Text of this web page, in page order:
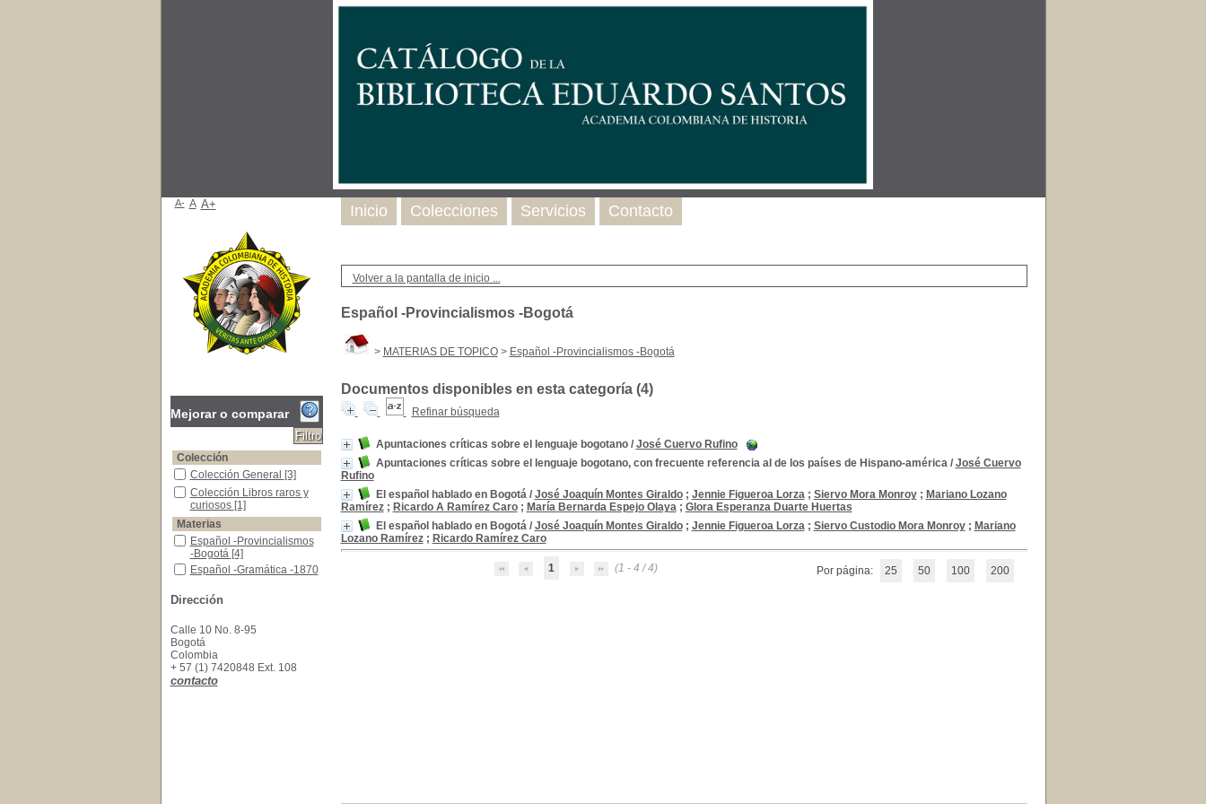
Volver a la pantalla de inicio ...
Español -Provincialismos -Bogotá
> MATERIAS DE TOPICO> Español -Provincialismos -Bogotá
Documentos disponibles en esta categoría (4)
Refinar búsqueda
Apuntaciones críticas sobre el lenguaje bogotano/ José Cuervo Rufino
Apuntaciones críticas sobre el lenguaje bogotano, con frecuente referencia al de los países de Hispano-américa/ José Cuervo
Rufino
El español hablado en Bogotá / José Joaquín Montes Giraldo; Jennie Figueroa Lorza; Siervo Mora Monroy; Mariano Lozano
Ramírez; Ricardo A Ramírez Caro; María Bernarda Espejo Olaya; Glora Esperanza Duarte Huertas
El español hablado en Bogotá / José Joaquín Montes Giraldo; Jennie Figueroa Lorza; Siervo Custodio Mora Monroy; Mariano
Lozano Ramírez; Ricardo Ramírez Caro
1 (1 - 4 / 4) Por página: 25 50 100 200
Inicio Colecciones Servicios Contacto
A- A A+
Mejorar o comparar
Colección
Colección General
Colección General [3]
Colección Libros raros y curiosos
Colección Libros raros y
curiosos [1]
Materias
Español -Provincialismos -Bogotá
Español -Provincialismos
-Bogotá [4]
Español -Gramática -1870
Español -Gramática -1870
Bogotanismos
Bogotanismos
Dirección
Calle 10 No. 8-95
Bogotá
Colombia
+ 57 (1) 7420848 Ext. 108
contacto